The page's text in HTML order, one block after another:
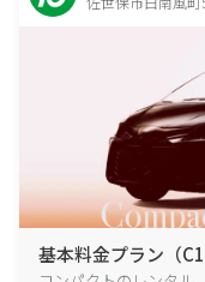
基本料金プラン（C1